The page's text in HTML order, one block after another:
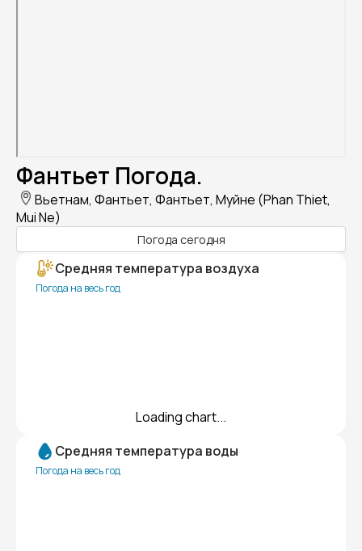
Фантьет Погода.
Вьетнам, Фантьет, Фантьет, Муйне (Phan Thiet,
Mui Ne)
Погода сегодня
Средняя температура воздуха
Погода на весь год
Loading chart...
Средняя температура воды
Погода на весь год